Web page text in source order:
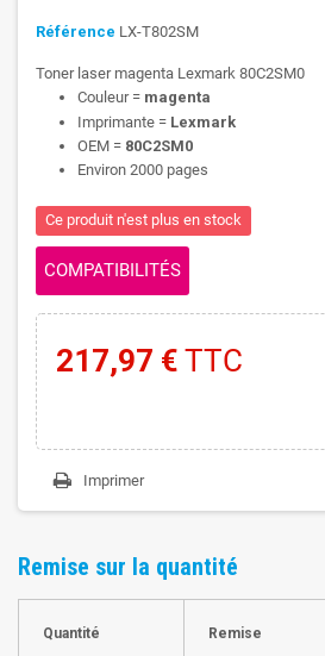
Référence LX-T802SM
Toner laser magenta Lexmark 80C2SM0
Couleur = magenta
Imprimante = Lexmark
OEM = 80C2SM0
Environ 2000 pages
Ce produit n'est plus en stock
COMPATIBILITÉS
217,97 € TTC
Imprimer
Remise sur la quantité
Quantité Remise